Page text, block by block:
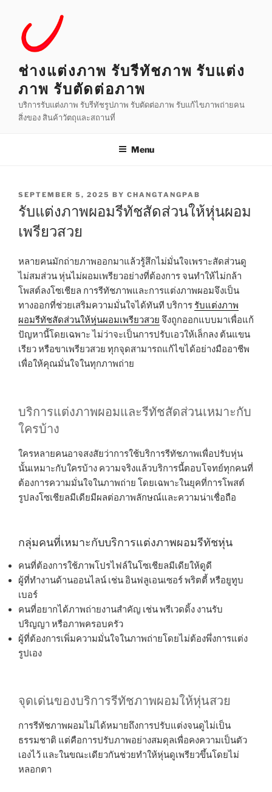
content
ช่างแต่งภาพ รับรีทัชภาพ รับแต่ง
ภาพ รับตัดต่อภาพ
บริการรับแต่งภาพ รับรีทัชรูปภาพ รับตัดต่อภาพ รับแก้ไขภาพถ่ายคน
สิ่งของ สินค้าวัตถุและสถานที่
Menu
POSTED
ON
SEPTEMBER 5, 2025 BY CHANGTANGPAB
รับแต่งภาพผอมรีทัชสัดส่วนให้หุ่นผอม
เพรียวสวย
หลายคนมักถ่ายภาพออกมาแล้วรู้สึกไม่มั่นใจเพราะสัดส่วนดู
ไม่สมส่วน หุ่นไม่ผอมเพรียวอย่างที่ต้องการ จนทำให้ไม่กล้า
โพสต์ลงโซเชียล การรีทัชภาพและการแต่งภาพผอมจึงเป็น
ทางออกที่ช่วยเสริมความมั่นใจได้ทันที บริการ รับแต่งภาพ
ผอมรีทัชสัดส่วนให้หุ่นผอมเพรียวสวย จึงถูกออกแบบมาเพื่อแก้
ปัญหานี้โดยเฉพาะ ไม่ว่าจะเป็นการปรับเอวให้เล็กลง ต้นแขน
เรียว หรือขาเพรียวสวย ทุกจุดสามารถแก้ไขได้อย่างมืออาชีพ
เพื่อให้คุณมั่นใจในทุกภาพถ่าย
บริการแต่งภาพผอมและรีทัชสัดส่วนเหมาะกับ
ใครบ้าง
ใครหลายคนอาจสงสัยว่าการใช้บริการรีทัชภาพเพื่อปรับหุ่น
นั้นเหมาะกับใครบ้าง ความจริงแล้วบริการนี้ตอบโจทย์ทุกคนที่
ต้องการความมั่นใจในภาพถ่าย โดยเฉพาะในยุคที่การโพสต์
รูปลงโซเชียลมีเดียมีผลต่อภาพลักษณ์และความน่าเชื่อถือ
กลุ่มคนที่เหมาะกับบริการแต่งภาพผอมรีทัชหุ่น
คนที่ต้องการใช้ภาพโปรไฟล์ในโซเชียลมีเดียให้ดูดี
ผู้ที่ทำงานด้านออนไลน์ เช่น อินฟลูเอนเซอร์ พริตตี้ หรือยูทูบ
เบอร์
คนที่อยากได้ภาพถ่ายงานสำคัญ เช่น พรีเวดดิ้ง งานรับ
ปริญญา หรือภาพครอบครัว
ผู้ที่ต้องการเพิ่มความมั่นใจในภาพถ่ายโดยไม่ต้องพึ่งการแต่ง
รูปเอง
จุดเด่นของบริการรีทัชภาพผอมให้หุ่นสวย
การรีทัชภาพผอมไม่ได้หมายถึงการปรับแต่งจนดูไม่เป็น
ธรรมชาติ แต่คือการปรับภาพอย่างสมดุลเพื่อคงความเป็นตัว
เองไว้ และในขณะเดียวกันช่วยทำให้หุ่นดูเพรียวขึ้นโดยไม่
หลอกตา